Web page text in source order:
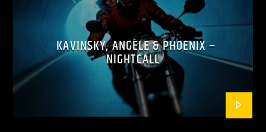
PHOENIX POP ELECTRO
KAVINSKY, ANGÈLE & PHOENIX –
NIGHTCALL